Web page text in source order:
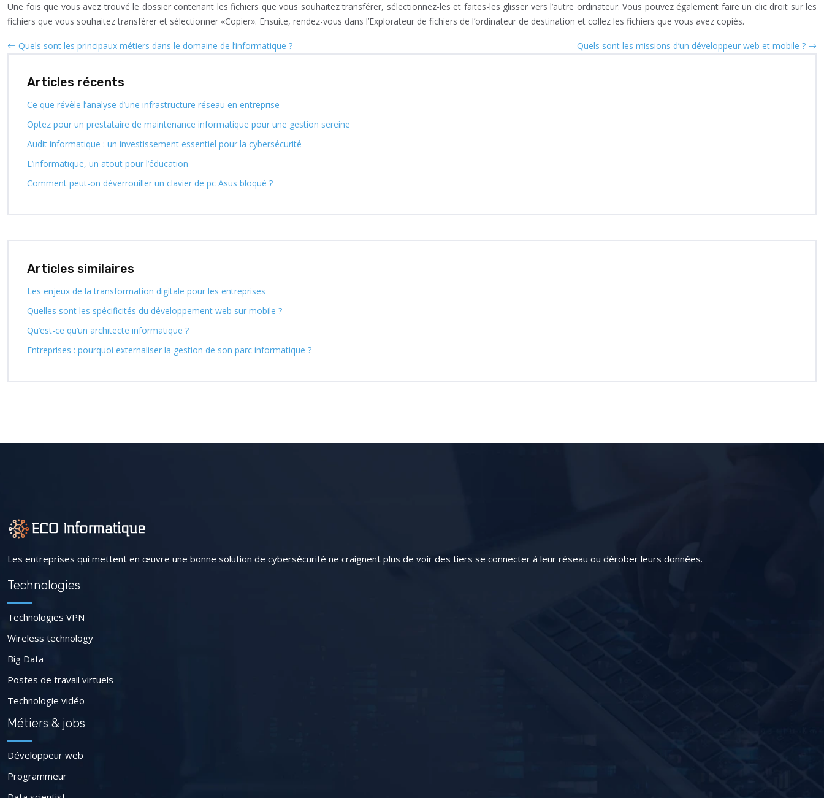
Une fois que vous avez trouvé le dossier contenant les fichiers que vous souhaitez transférer, sélectionnez-les et faites-les glisser vers l’autre ordinateur. Vous pouvez également faire un clic droit sur les
fichiers que vous souhaitez transférer et sélectionner «Copier». Ensuite, rendez-vous dans l’Explorateur de fichiers de l’ordinateur de destination et collez les fichiers que vous avez copiés.
Quels sont les principaux métiers dans le domaine de l’informatique ? Quels sont les missions d’un développeur web et mobile ?
Articles récents
Ce que révèle l’analyse d’une infrastructure réseau en entreprise
Optez pour un prestataire de maintenance informatique pour une gestion sereine
Audit informatique : un investissement essentiel pour la cybersécurité
L’informatique, un atout pour l’éducation
Comment peut-on déverrouiller un clavier de pc Asus bloqué ?
Articles similaires
Les enjeux de la transformation digitale pour les entreprises
Quelles sont les spécificités du développement web sur mobile ?
Qu’est-ce qu’un architecte informatique ?
Entreprises : pourquoi externaliser la gestion de son parc informatique ?
Les entreprises qui mettent en œuvre une bonne solution de cybersécurité ne craignent plus de voir des tiers se connecter à leur réseau ou dérober leurs données.
Technologies
Technologies VPN
Wireless technology
Big Data
Postes de travail virtuels
Technologie vidéo
Métiers & jobs
Développeur web
Programmeur